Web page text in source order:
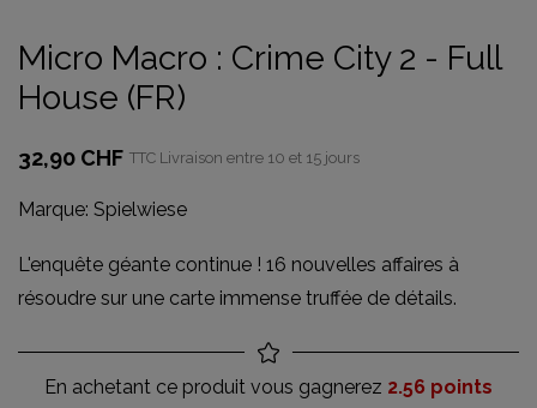
Micro Macro : Crime City 2 - Full
House (FR)
32,90 CHF TTC Livraison entre 10 et 15 jours
Marque: Spielwiese
L'enquête géante continue ! 16 nouvelles affaires à
résoudre sur une carte immense truffée de détails.
En achetant ce produit vous gagnerez 2.56 points